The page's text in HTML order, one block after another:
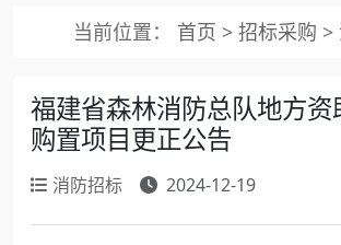
当前位置： 首页 > 招标采购 >
福建省森林消防总队地方
购置项目更正公告
消防招标 2024-12-19